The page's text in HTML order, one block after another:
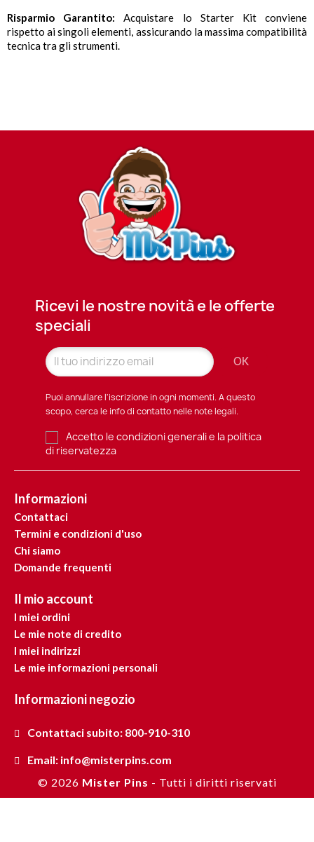
Risparmio Garantito: Acquistare lo Starter Kit conviene
rispetto ai singoli elementi, assicurando la massima compatibilità
tecnica tra gli strumenti.
Ricevi le nostre novità e le offerte
speciali
Puoi annullare l'iscrizione in ogni momenti. A questo
scopo, cerca le info di contatto nelle note legali.
Accetto le condizioni generali e la politica
di riservatezza
Informazioni
Contattaci
Termini e condizioni d'uso
Chi siamo
Domande frequenti
Il mio account
I miei ordini
Le mie note di credito
I miei indirizzi
Le mie informazioni personali
Informazioni negozio
Contattaci subito: 800-910-310
Email: info@misterpins.com
© 2026 Mister Pins - Tutti i diritti riservati